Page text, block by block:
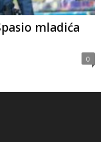
mladića
0